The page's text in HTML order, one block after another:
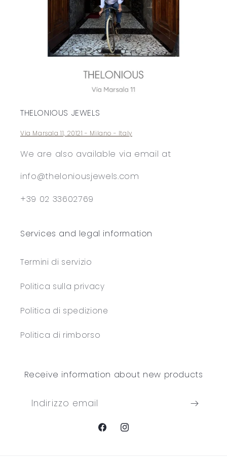
THELONIOUS JEWELS
Via Marsala 11, 20121 - Milano - Italy
We are also available via email at
info@theloniousjewels.com
+39 02 33602769
Services and legal information
Termini di servizio
Politica sulla privacy
Politica di spedizione
Politica di rimborso
Receive information about new products
Indirizzo email
FacebookInstagram